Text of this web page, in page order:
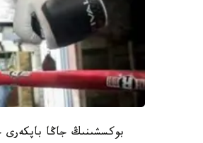
بوكسشىنىڭ جاڭا باپكەرى